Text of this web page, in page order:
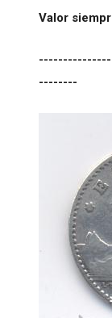
Valor
--------